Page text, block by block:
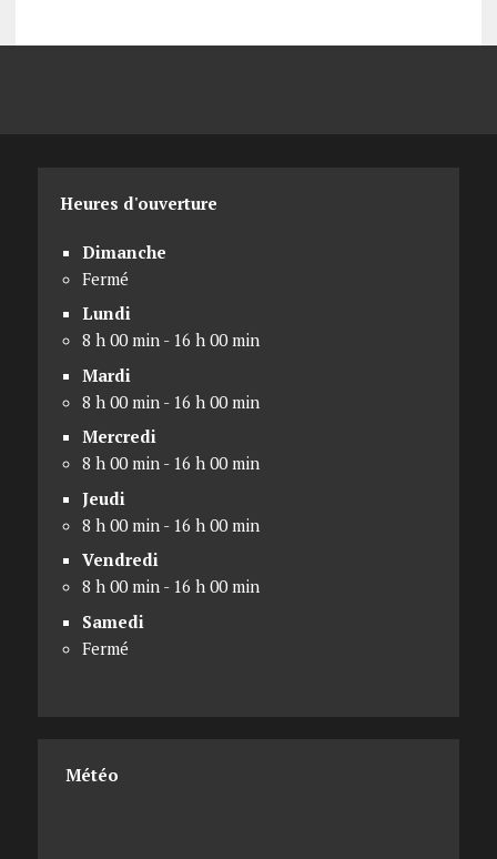
Heures d'ouverture
Dimanche
Fermé
Lundi
8 h 00 min - 16 h 00 min
Mardi
8 h 00 min - 16 h 00 min
Mercredi
8 h 00 min - 16 h 00 min
Jeudi
8 h 00 min - 16 h 00 min
Vendredi
8 h 00 min - 16 h 00 min
Samedi
Fermé
Météo